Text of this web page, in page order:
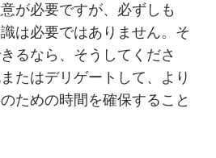
が必要ですが、必ずしも
は必要ではありません。そ
るなら、そうしてくださ
たはデリゲートして、より
ための時間を確保すること